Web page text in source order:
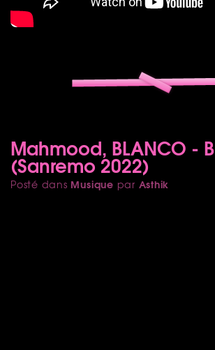
Mahmood, BLANCO -
(Sanremo 2022)
Posté dans Musique par Asthik